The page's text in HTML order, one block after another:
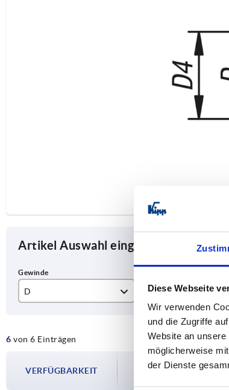
Diese Webseite
Wir verwenden
und die Zugriffe
Website an
möglicherweise
der Dienste
Artikel Auswahl eingrenzen
D
M8 13
14
6 von 6 Einträgen
VERFÜGBARKEIT
Die Verfügbarkeiten
Im finalen Schritt vor